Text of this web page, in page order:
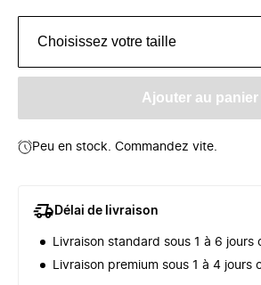
Choisissez votre taille
Ajouter au panier
Peu en stock. Commandez vite.
Délai de livraison
Livraison standard sous 1 à 6 jours
Livraison premium sous 1 à 4 jours